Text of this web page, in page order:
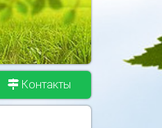
Контакты